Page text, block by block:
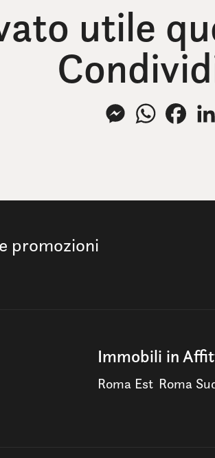
utile
MessengerWhatsApp
promozioni
Immobili in
Roma Est Roma